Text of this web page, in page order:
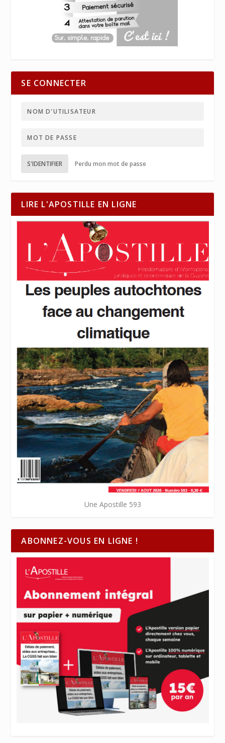
SE CONNECTER
S'IDENTIFIER Perdu mon mot de passe
LIRE L'APOSTILLE EN LIGNE
Une Apostille 593
ABONNEZ-VOUS EN LIGNE !